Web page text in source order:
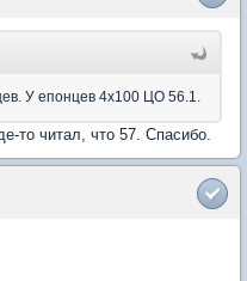
У епонцев 4х100 ЦО 56.1.
то читал, что 57. Спасибо.